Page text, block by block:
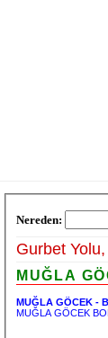
Nereden:
Gurbet
MUĞLA
MUĞLA GÖCEK -
MUĞLA GÖCEK